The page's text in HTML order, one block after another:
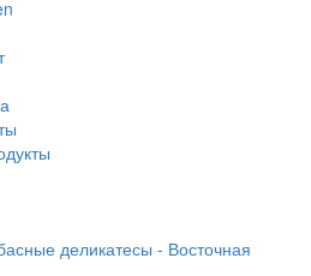
деликатесы - Восточная